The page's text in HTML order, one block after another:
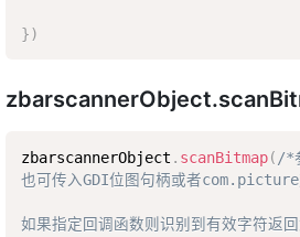
})
zbarscannerObject . scanBitmap( /*
也可传入GDI位图句柄或者
如果指定回调函数则识别到有效字符